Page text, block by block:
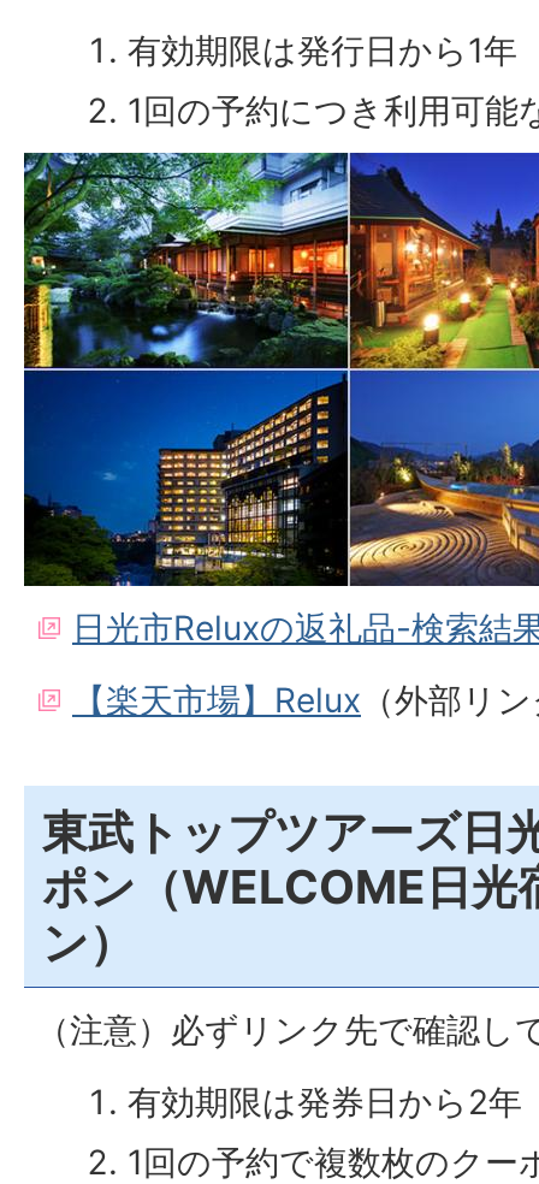
有効期限は発行日から1年
1回の予約につき利用可能
日光市Reluxの返礼品-検索結
【楽天市場】Relux （外部リ
東武トップツアーズ日
ポン（WELCOME日光
ン）
（注意）必ずリンク先で確認し
有効期限は発券日から2年
1回の予約で複数枚のクー